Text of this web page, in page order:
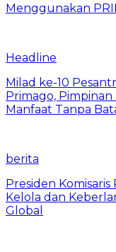
Menggunakan
Headline
Milad ke-10
Primago,
Manfaat Tanpa
berita
Presiden
Kelola dan
Global